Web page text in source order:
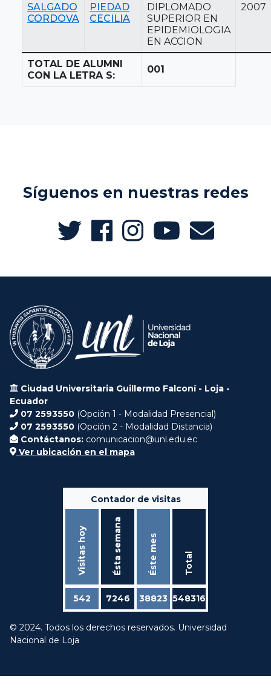
SALGADO
CORDOVA
PIEDAD
CECILIA
DIPLOMADO
SUPERIOR EN
EPIDEMIOLOGIA
EN ACCION
2007
TOTAL DE ALUMNI
CON LA LETRA S:
001
Síguenos en nuestras redes
Ciudad Universitaria Guillermo Falconí - Loja -
Ecuador
07 2593550 (Opción 1 - Modalidad Presencial)
07 2593550 (Opción 2 - Modalidad Distancia)
Contáctanos: comunicacion@unl.edu.ec
Ver ubicación en el mapa
Contador de visitas
Visitas hoy Ésta semana Éste mes Total
542 7246 38823 548316
© 2024. Todos los derechos reservados. Universidad
Nacional de Loja